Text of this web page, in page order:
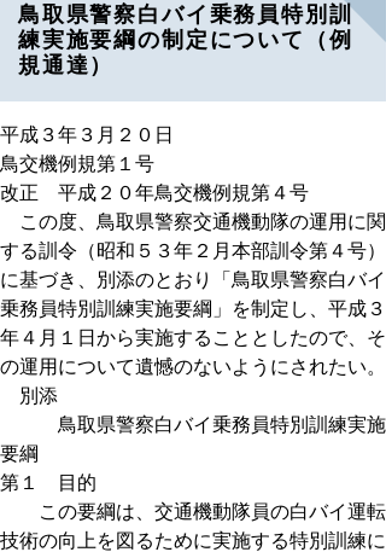
鳥取県警察白バイ乗務員特別訓
練実施要綱の制定について（例
規通達）
平成３年３月２０日
鳥交機例規第１号
改正 平成２０年鳥交機例規第４号
この度、鳥取県警察交通機動隊の運用に関
する訓令（昭和５３年２月本部訓令第４号）
に基づき、別添のとおり「鳥取県警察白バイ
乗務員特別訓練実施要綱」を制定し、平成３
年４月１日から実施することとしたので、そ
の運用について遺憾のないようにされたい。
別添
鳥取県警察白バイ乗務員特別訓練実施
要綱
第１ 目的
この要綱は、交通機動隊員の白バイ運転
技術の向上を図るために実施する特別訓練に